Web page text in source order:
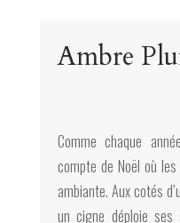
Ambre
Comme chaque
compte de Noël où
ambiante. Aux cotés
un cigne déploie ses